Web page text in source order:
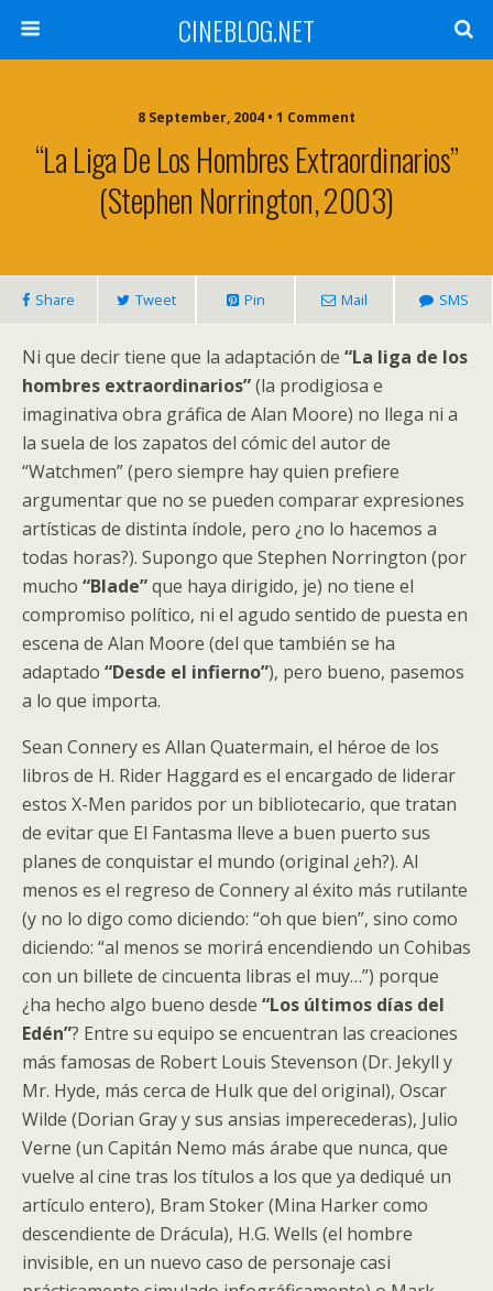
CINEBLOG.NET
8 September, 2004 • 1 Comment
“La Liga De Los Hombres Extraordinarios”
(Stephen Norrington, 2003)
Share Tweet Pin Mail SMS
Ni que decir tiene que la adaptación de “La liga de los
hombres extraordinarios”(la prodigiosa e
imaginativa obra gráfica de Alan Moore) no llega ni a
la suela de los zapatos del cómic del autor de
“Watchmen” (pero siempre hay quien prefiere
argumentar que no se pueden comparar expresiones
artísticas de distinta índole, pero ¿no lo hacemos a
todas horas?). Supongo que Stephen Norrington (por
mucho “Blade”que haya dirigido, je) no tiene el
compromiso político, ni el agudo sentido de puesta en
escena de Alan Moore (del que también se ha
adaptado “Desde el infierno”), pero bueno, pasemos
a lo que importa.
Sean Connery es Allan Quatermain, el héroe de los
libros de H. Rider Haggard es el encargado de liderar
estos X-Men paridos por un bibliotecario, que tratan
de evitar que El Fantasma lleve a buen puerto sus
planes de conquistar el mundo (original ¿eh?). Al
menos es el regreso de Connery al éxito más rutilante
(y no lo digo como diciendo: “oh que bien”, sino como
diciendo: “al menos se morirá encendiendo un Cohibas
con un billete de cincuenta libras el muy…”) porque
¿ha hecho algo bueno desde “Los últimos días del
Edén”? Entre su equipo se encuentran las creaciones
más famosas de Robert Louis Stevenson (Dr. Jekyll y
Mr. Hyde, más cerca de Hulk que del original), Oscar
Wilde (Dorian Gray y sus ansias imperecederas), Julio
Verne (un Capitán Nemo más árabe que nunca, que
vuelve al cine tras los títulos a los que ya dediqué un
artículo entero), Bram Stoker (Mina Harker como
descendiente de Drácula), H.G. Wells (el hombre
invisible, en un nuevo caso de personaje casi